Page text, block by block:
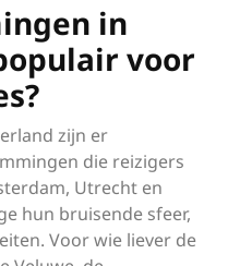
in
voor
zijn er
die reizigers
Utrecht en
hun bruisende sfeer,
Voor wie liever de